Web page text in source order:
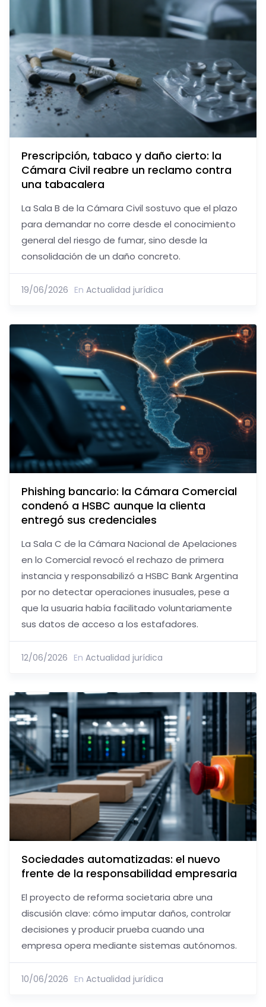
Prescripción, tabaco y daño cierto: la
Cámara Civil reabre un reclamo contra
una tabacalera
La Sala B de la Cámara Civil sostuvo que el plazo
para demandar no corre desde el conocimiento
general del riesgo de fumar, sino desde la
consolidación de un daño concreto.
19/06/2026 En Actualidad jurídica
Phishing bancario: la Cámara Comercial
condenó a HSBC aunque la clienta
entregó sus credenciales
La Sala C de la Cámara Nacional de Apelaciones
en lo Comercial revocó el rechazo de primera
instancia y responsabilizó a HSBC Bank Argentina
por no detectar operaciones inusuales, pese a
que la usuaria había facilitado voluntariamente
sus datos de acceso a los estafadores.
12/06/2026 En Actualidad jurídica
Sociedades automatizadas: el nuevo
frente de la responsabilidad empresaria
El proyecto de reforma societaria abre una
discusión clave: cómo imputar daños, controlar
decisiones y producir prueba cuando una
empresa opera mediante sistemas autónomos.
10/06/2026 En Actualidad jurídica